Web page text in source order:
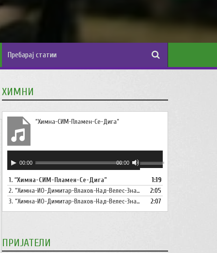
ХИМНИ
“Химна-СИМ-Пламен-Се-Дига”
плејер00:00 00:00
Користете
ги
копшињата
Горна
стрела/
Долна
1.“Химна-СИМ-Пламен-Се-Дига”
1:19
2.“Химна-ИО-Димитар-Влахов-Над-Велес-Знаме-Се-Вее”
2:05
3.“Химна-ИО-Димитар-Влахов-Над-Велес-Знаме-Се-Вее-Инструментал” 2:07
ПРИЈАТЕЛИ